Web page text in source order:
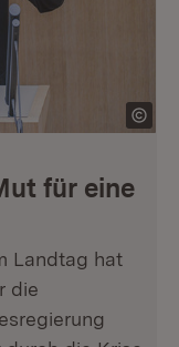
für eine
Landtag hat
die